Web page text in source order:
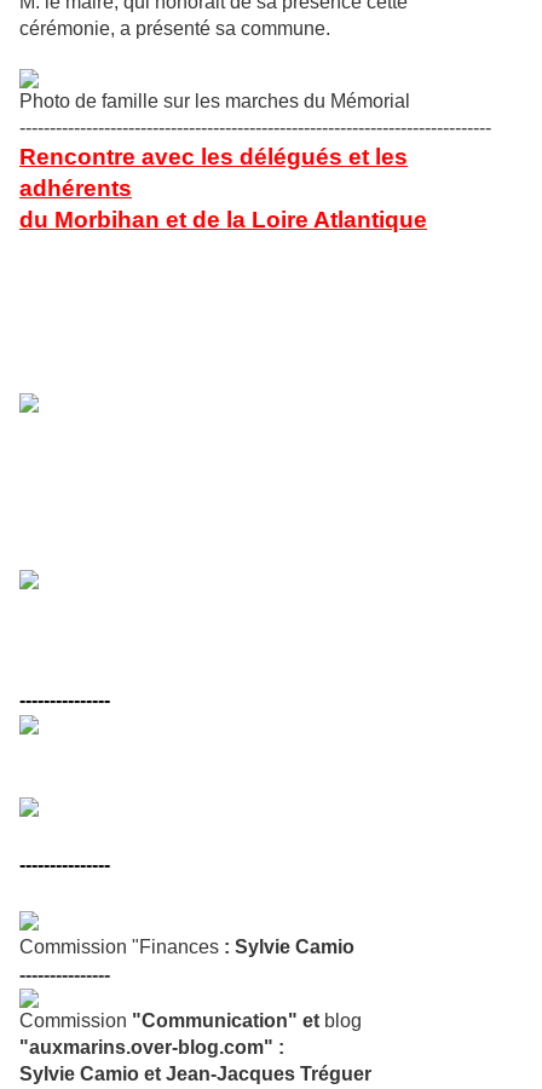
cérémonie, a présenté sa commune.
Photo de famille sur les marches du Mémorial
------------------------------------------------------------------------------
Rencontre avec les délégués et les
adhérents
du Morbihan et de la Loire Atlantique
---------------
---------------
Commission "Finances : Sylvie Camio
---------------
Commission "Communication" et blog
"auxmarins.over-blog.com" :
Sylvie Camio et Jean-Jacques Tréguer